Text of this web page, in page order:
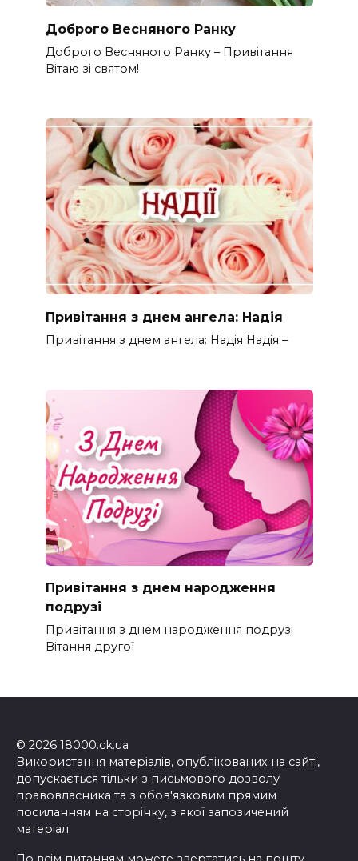
Доброго Весняного Ранку
Доброго Весняного Ранку – Привітання
Вітаю зі святом!
Привітання з днем ангела: Надія
Привітання з днем ангела: Надія Надія –
Привітання з днем народження
подрузі
Привітання з днем народження подрузі
Вітання другої
© 2026 18000.ck.ua
Використання матеріалів, опублікованих на сайті,
допускається тільки з письмового дозволу
правовласника та з обов'язковим прямим
посиланням на сторінку, з якої запозичений
матеріал.